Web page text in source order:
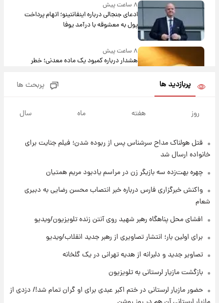
۸ ساعت پیش
ادعای جنجالی درباره اینفانتینو؛ اتهام پرداخت
پول به معشوقه با درآمد یوفا
۸ ساعت پیش
هشدار درباره کمبود یک ماده معدنی؛ خطر
پی رفتن رامین رضاییان+ عکس
۹ ساعت پیش
۹ ساعت پیش
۱۰ ساعت پیش
+جدول
قیمت محصولات ایران‌خودرو و سایپا امروز شنبه
۱۷ مرداد ۱۴۰۵
پربازدید ها پربحث ها
روز هفته ماه سال
قتل هولناک مداح سرشناس پس از ربوده شدن؛ فیلم جنایت برای
خانواده ارسال شد
چهره بهت‌زده سه بازیگر زن در مراسم یادبود مریم همتیان
واکنش خبرگزاری فارس درباره خبر انتصاب محسن رضایی به دبیری
شعام
افشای محل پناهگاه‌ رهبر شهید روی آنتن زنده تلویزیون/ویدیو
برای اولین بار؛ انتشار تصاویری از رهبر جدید انقلاب/ویدیو
تصاویر جدید و دلبرانه از هدیه تهرانی در یک گلخانه
بازگشت مازیار لرستانی به تلویزیون
حضور مازیار لرستانی در ختم اکبر عبدی برای او گران تمام شد!/ دزدی از